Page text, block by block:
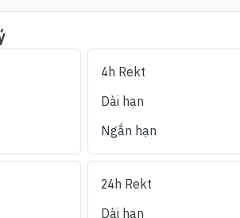
(24h)
4h Rekt
Dài hạn
Ngắn hạn
24h Rekt
Dài hạn